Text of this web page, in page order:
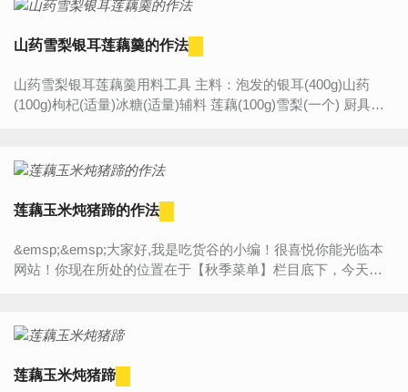
山药雪梨银耳莲藕羹的作法
山药雪梨银耳莲藕羹用料工具 主料：泡发的银耳(400g)山药
(100g)枸杞(适量)冰糖(适量)辅料 莲藕(100g)雪梨(一个) 厨具：
莲藕玉米炖猪蹄的作法
&emsp;&emsp;大家好,我是吃货谷的小编！很喜悦你能光临本
网站！你现在所处的位置在于【秋季菜单】栏目底下，今天将
莲藕玉米炖猪蹄